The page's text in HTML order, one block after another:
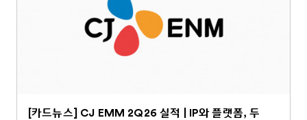
[카드뉴스] CJ EMM 2Q26 실적 | IP와 플랫폼, 두